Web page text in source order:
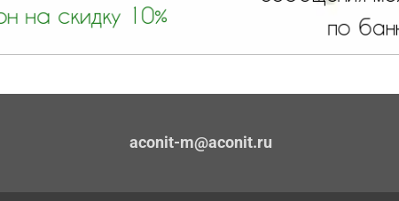
aconit-m@aconit.ru